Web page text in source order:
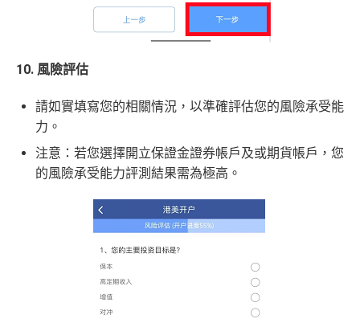
10. 風險評估
請如實填寫您的相關情況，以準確評估您的風險承受能
力。
注意：若您選擇開立保證金證券帳戶及或期貨帳戶，您
的風險承受能力評測結果需為極高。